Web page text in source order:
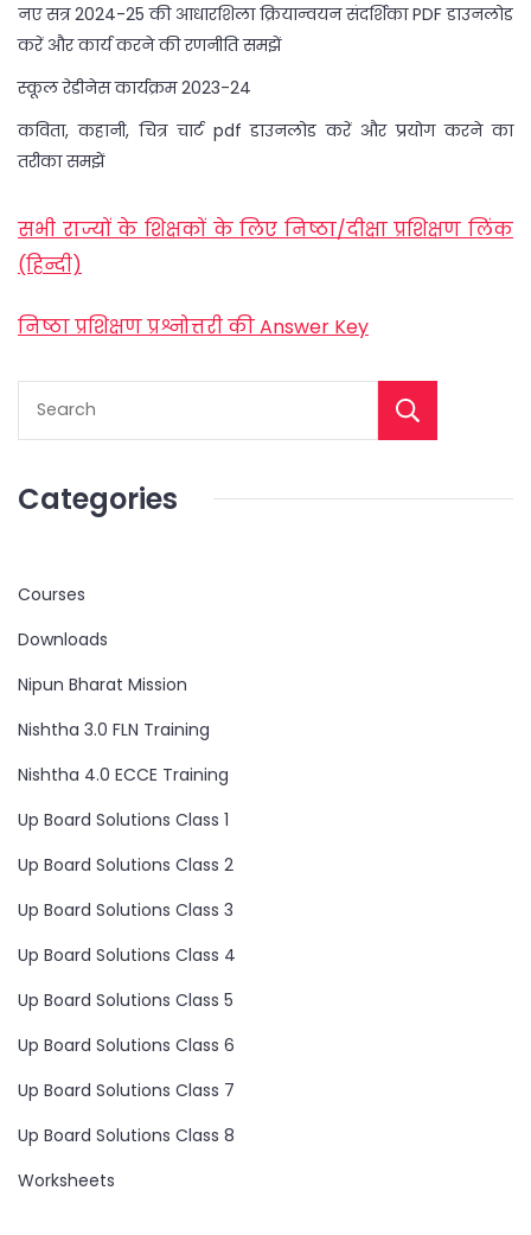
नए सत्र 2024-25 की आधारशिला क्रियान्वयन संदर्शिका PDF डाउनलोड
करें और कार्य करने की रणनीति समझें
स्कूल रेडीनेस कार्यक्रम 2023-24
कविता, कहानी, चित्र चार्ट pdf डाउनलोड करें और प्रयोग करने का
तरीका समझें
सभी राज्यों के शिक्षकों के लिए निष्ठा/दीक्षा प्रशिक्षण लिंक
(हिन्दी)
निष्ठा प्रशिक्षण प्रश्नोत्तरी की Answer Key
Categories
Courses
Downloads
Nipun Bharat Mission
Nishtha 3.0 FLN Training
Nishtha 4.0 ECCE Training
Up Board Solutions Class 1
Up Board Solutions Class 2
Up Board Solutions Class 3
Up Board Solutions Class 4
Up Board Solutions Class 5
Up Board Solutions Class 6
Up Board Solutions Class 7
Up Board Solutions Class 8
Worksheets